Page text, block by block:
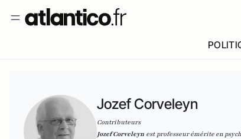
Jozef Corveleyn
Contributeurs
Jozef Corveleyn est professeur émérite en